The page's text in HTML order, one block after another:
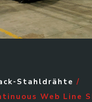
Stahldrähte /
Web Line